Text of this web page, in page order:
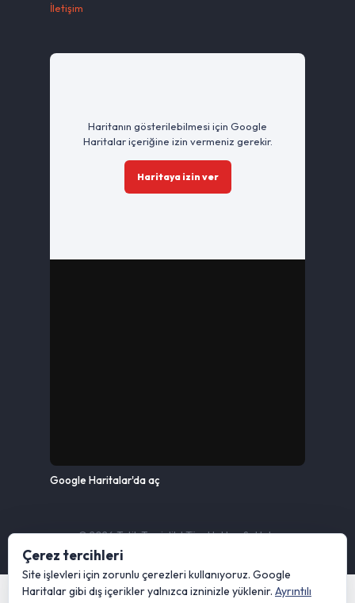
İletişim
Haritanın gösterilebilmesi için Google
Haritalar içeriğine izin vermeniz gerekir.
Haritaya izin ver
Google Haritalar'da aç
© 2026 Tetik Temizlik | Tüm Hakları Saklıdır
Çerez tercihleri
Site işlevleri için zorunlu çerezleri kullanıyoruz. Google
Haritalar gibi dış içerikler yalnızca izninizle yüklenir. Ayrıntılı